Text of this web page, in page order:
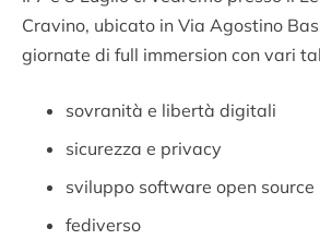
Cravino, ubicato in Via Agostino
giornate di full immersion con vari
sovranità e libertà digitali
sicurezza e privacy
sviluppo software open source
fediverso